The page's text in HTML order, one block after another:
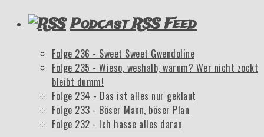
Podcast RSS Feed
Folge 236 - Sweet Sweet Gwendoline
Folge 235 - Wieso, weshalb, warum? Wer nicht zockt
bleibt dumm!
Folge 234 - Das ist alles nur geklaut
Folge 233 - Böser Mann, böser Plan
Folge 232 - Ich hasse alles daran